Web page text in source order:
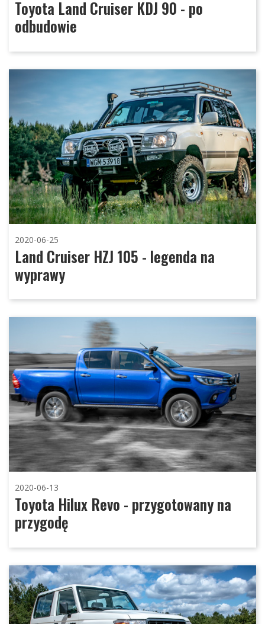
Toyota Land Cruiser KDJ 90 - po
odbudowie
2020-06-25
Land Cruiser HZJ 105 - legenda na
wyprawy
2020-06-13
Toyota Hilux Revo - przygotowany na
przygodę